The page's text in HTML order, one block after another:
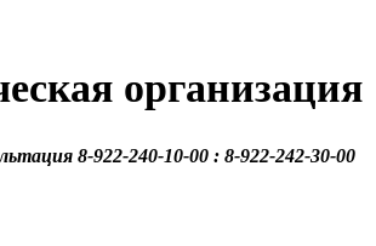
организация
8-922-240-10-00 : 8-922-242-30-00